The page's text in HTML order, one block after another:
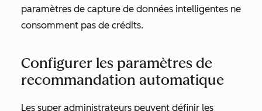
paramètres de capture de données intelligentes ne
consomment pas de crédits.
Configurer les paramètres de
recommandation automatique
Les super administrateurs peuvent définir les